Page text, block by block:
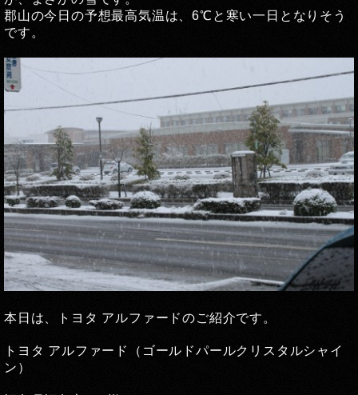
郡山の今日の予想最高気温は、6℃と寒い一日となりそう
です。
本日は、トヨタ アルファードのご紹介です。
トヨタ アルファード（ゴールドパールクリスタルシャイ
ン）